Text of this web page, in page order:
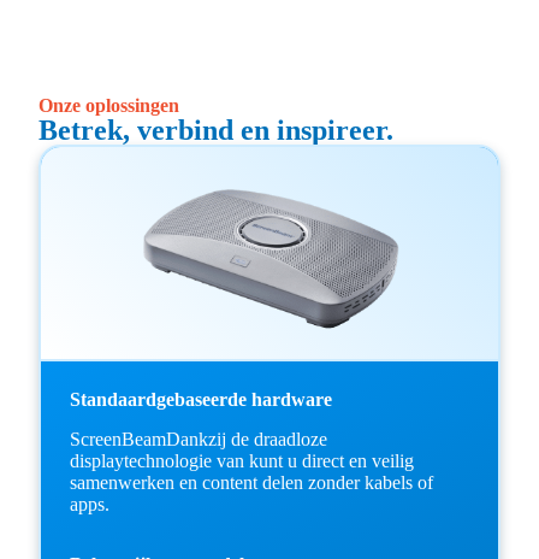
Onze oplossingen
Betrek, verbind en inspireer.
Standaardgebaseerde hardware
ScreenBeamDankzij de draadloze
displaytechnologie van kunt u direct en veilig
samenwerken en content delen zonder kabels of
apps.